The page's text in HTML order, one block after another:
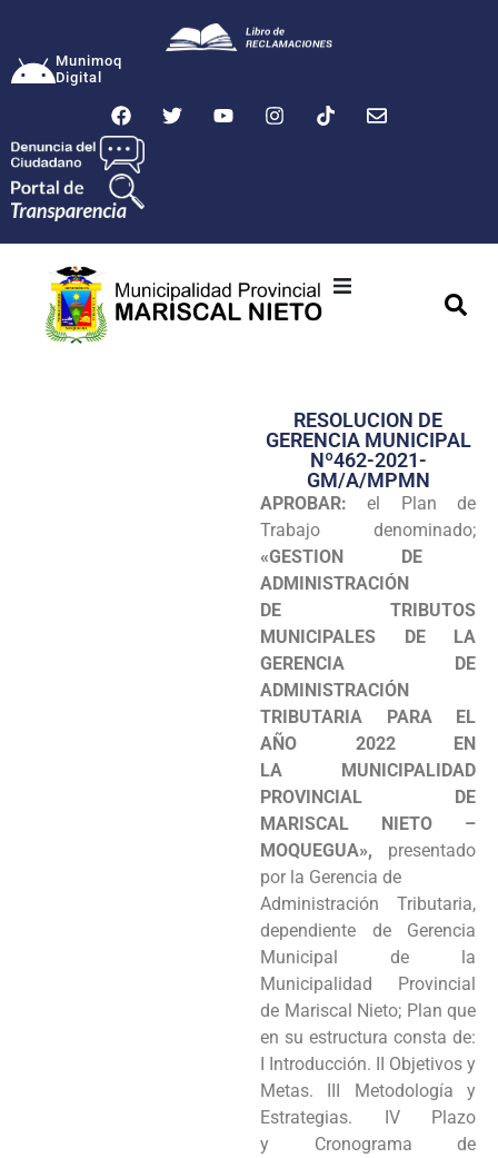
Munimoq
Digital
Transparencia
Seguridad
Programas
Intranet
RESOLUCION DE
GERENCIA MUNICIPAL
Nº462-2021-
GM/A/MPMN
APROBAR: el Plan de
Trabajo denominado;
«GESTION DE
ADMINISTRACIÓN
DE TRIBUTOS
MUNICIPALES DE LA
GERENCIA DE
ADMINISTRACIÓN
TRIBUTARIA PARA EL
AÑO 2022 EN
LA MUNICIPALIDAD
PROVINCIAL DE
MARISCAL NIETO –
MOQUEGUA», presentado
por la Gerencia de
Administración Tributaria,
dependiente de Gerencia
Municipal de la
Municipalidad Provincial
de Mariscal Nieto; Plan que
en su estructura consta de:
I Introducción. II Objetivos y
Metas. III Metodología y
Estrategias. IV Plazo
y Cronograma de